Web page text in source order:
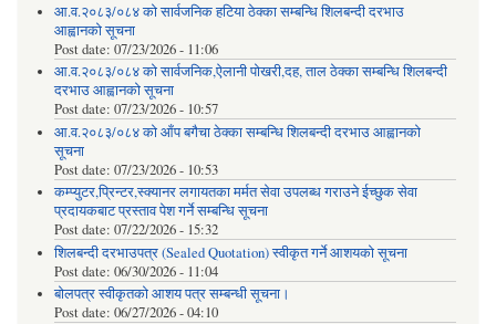
आ.व.२०८३/०८४ को सार्वजनिक हटिया ठेक्का सम्बन्धि शिलबन्दी दरभाउ
आह्वानको सूचना
Post date: 07/23/2026 - 11:06
आ.व.२०८३/०८४ को सार्वजनिक,ऐलानी पोखरी,दह, ताल ठेक्का सम्बन्धि शिलबन्दी
दरभाउ आह्वानको सूचना
Post date: 07/23/2026 - 10:57
आ.व.२०८३/०८४ को आँप बगैचा ठेक्का सम्बन्धि शिलबन्दी दरभाउ आह्वानको
सूचना
Post date: 07/23/2026 - 10:53
कम्प्युटर,प्रिन्टर,स्क्यानर लगायतका मर्मत सेवा उपलब्ध गराउने ईच्छुक सेवा
प्रदायकबाट प्रस्ताव पेश गर्ने सम्बन्धि सूचना
Post date: 07/22/2026 - 15:32
शिलबन्दी दरभाउपत्र (Sealed Quotation) स्वीकृत गर्ने आशयको सूचना
Post date: 06/30/2026 - 11:04
बोलपत्र स्वीकृतको आशय पत्र सम्बन्धी सूचना।
Post date: 06/27/2026 - 04:10